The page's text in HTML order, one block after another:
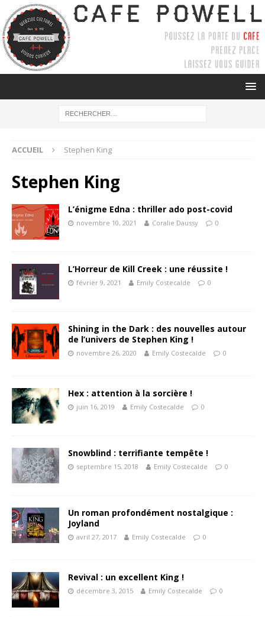
ACCUEIL Stephen King
Stephen King
L’énigme Edna : thriller ado post-covid
novembre 10, 2021 Coralie Daussy 0
L’Horreur de Kill Creek : une réussite !
février 9, 2021 Emily Costecalde 0
Shining in the Dark : des nouvelles autour
de l’univers de Stephen King !
novembre 26, 2020 Emily Costecalde 0
Hex : attention à la sorcière !
juin 16, 2019 Emily Costecalde 0
Snowblind : terrifiante tempête !
septembre 15, 2018 Emily Costecalde 0
Un roman profondément nostalgique :
Joyland
avril 27, 2017 Emily Costecalde 0
Revival : un excellent King !
décembre 3, 2015 Emily Costecalde 0